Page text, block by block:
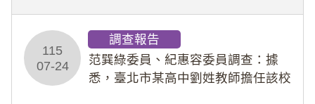
教羽球隊學生等行為，歷經該校校園
事件處理會議（下
115
07-24
調查報告
范巽綠委員、紀惠容委員調查：據
悉，臺北市某高中劉姓教師擔任該校